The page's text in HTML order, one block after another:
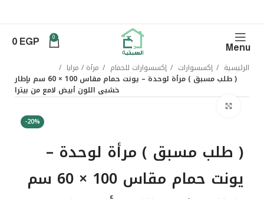
Menu
0
0 EGP
الرئيسية إكسسوارات إكسسوارات للحمام
مرآة / مرايا
( طلب مسبق ) مرأة لوحدة – يونت حمام مقاس 100 × 60 سم بإطار
خشبى اللون أبيض لامع من بيترا
-20%
( طلب مسبق ) مرأة لوحدة –
يونت حمام مقاس 100 × 60 سم